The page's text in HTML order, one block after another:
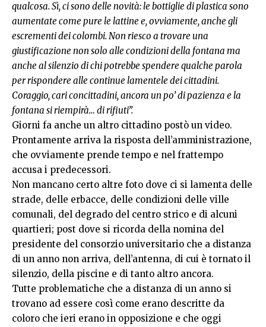
qualcosa. Sì, ci sono delle novità: le bottiglie di plastica sono
aumentate come pure le lattine e, ovviamente, anche gli
escrementi dei colombi. Non riesco a trovare una
giustificazione non solo alle condizioni della fontana ma
anche al silenzio di chi potrebbe spendere qualche parola
per rispondere alle continue lamentele dei cittadini.
Coraggio, cari concittadini, ancora un po’ di pazienza e la
fontana si riempirà… di rifiuti”.
Giorni fa anche un altro cittadino postò un video.
Prontamente arriva la risposta dell’amministrazione,
che ovviamente prende tempo e nel frattempo
accusa i predecessori.
Non mancano certo altre foto dove ci si lamenta delle
strade, delle erbacce, delle condizioni delle ville
comunali, del degrado del centro strico e di alcuni
quartieri; post dove si ricorda della nomina del
presidente del consorzio universitario che a distanza
di un anno non arriva, dell’antenna, di cui è tornato il
silenzio, della piscine e di tanto altro ancora.
Tutte problematiche che a distanza di un anno si
trovano ad essere così come erano descritte da
coloro che ieri erano in opposizione e che oggi